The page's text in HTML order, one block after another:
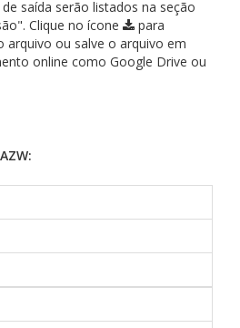
saída serão listados na seção
Clique no ícone
para
arquivo ou salve o arquivo em
online como Google Drive ou